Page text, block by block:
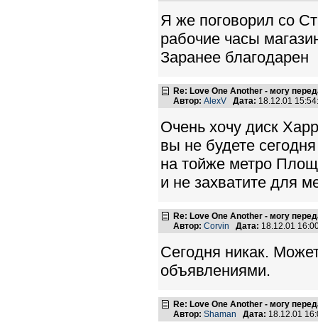
Я же поговорил со
рабочие часы
Заранее благодарен
Re: Love One Another - могу
Автор: AlexV Дата: 18.12.01
Очень хочу диск
вы не будете
на тойже метро
и не захватите для
Re: Love One Another - могу
Автор: Corvin Дата: 18.12.01
Сегодня никак.
объявлениями.
Re: Love One Another - могу
Автор: Shaman Дата: 18.12.01